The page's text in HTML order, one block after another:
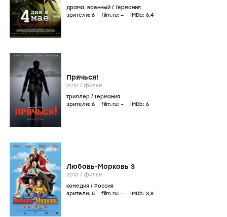
драма, военный / Германия
зрители: 6 film.ru: – IMDb: 6,4
Прячься!
2010 / фильм
триллер / Германия
зрители: 6 film.ru: – IMDb: 6
Любовь-Морковь 3
2010 / фильм
комедия / Россия
зрители: 5 film.ru: – IMDb: 3,8